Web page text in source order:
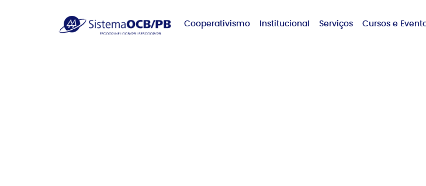
Cooperativismo Institucional Serviços Cursos e